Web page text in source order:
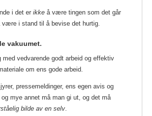
i det er ikke å være tingen som det går
være i stand til å bevise det hurtig.
vakuumet.
med vedvarende godt arbeid og effektiv
om ens gode arbeid.
pressemeldinger, ens egen avis og
mye annet må man gi ut, og det må
bilde av en selv